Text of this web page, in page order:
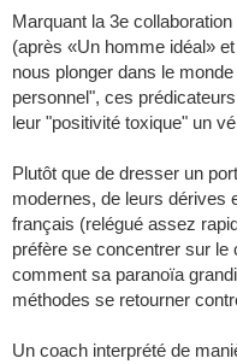
Marquant la 3e
(après «Un homme idéal»
nous plonger dans le
personnel", ces
leur "positivité toxique" un
Plutôt que de dresser un
modernes, de leurs dérives
français (relégué assez
préfère se concentrer sur
comment sa paranoïa
méthodes se retourner
Un coach interprété de